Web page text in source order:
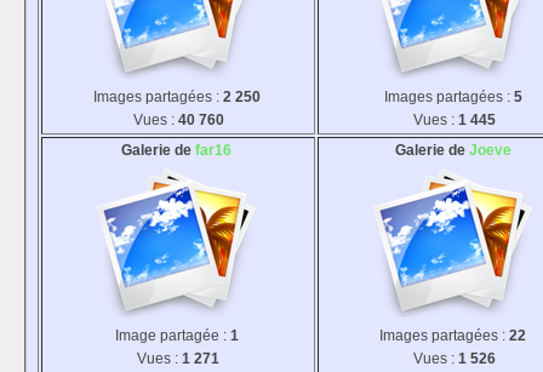
Images partagées : 2 250
Vues : 40 760
Images partagées : 5
Vues : 1 445
Galerie de far16
Image partagée : 1
Vues : 1 271
Galerie de Joeve
Images partagées : 22
Vues : 1 526